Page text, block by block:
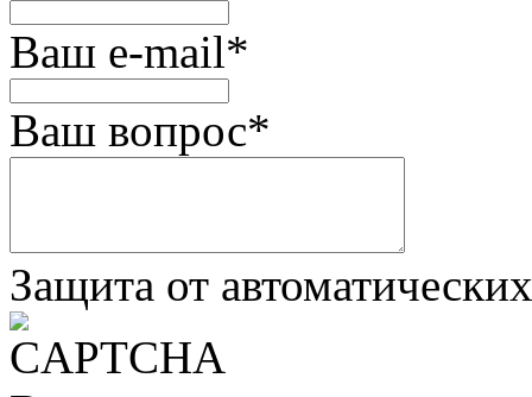
Ваш e-mail*
Ваш вопрос*
Защита от